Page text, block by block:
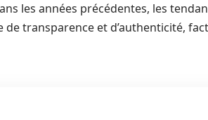
les années précédentes, les
de transparence et d’authenticité,